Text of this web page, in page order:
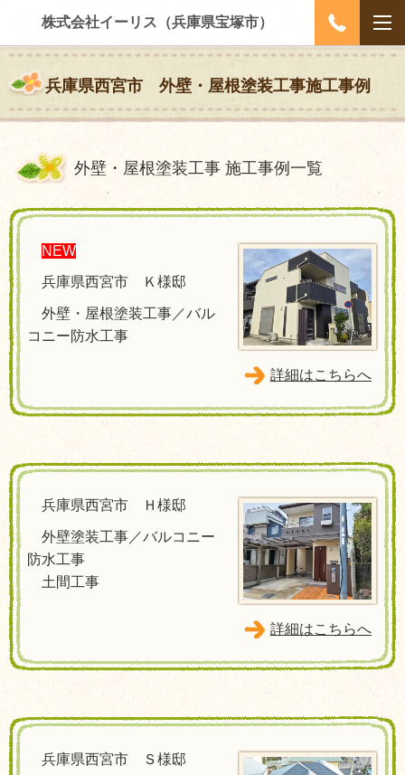
株式会社イーリス（兵庫県宝塚市）
兵庫県西宮市 外壁・屋根塗装工事施工事例
外壁・屋根塗装工事 施工事例一覧
詳細はこちらへ
NEW
兵庫県西宮市 Ｋ様邸
外壁・屋根塗装工事／バル
コニー防水工事
詳細はこちらへ
兵庫県西宮市 Ｈ様邸
外壁塗装工事／バルコニー
防水工事
土間工事
兵庫県西宮市 Ｓ様邸